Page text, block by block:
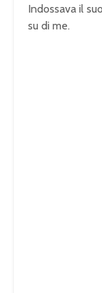
Indossava il
su di me.